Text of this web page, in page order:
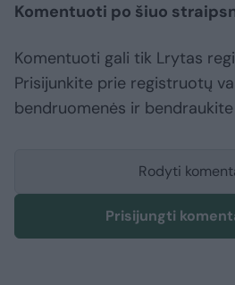
Komentuoti po šiuo
Komentuoti gali tik Lrytas
Prisijunkite prie registruotų
bendruomenės ir
Rodyti
Prisijungti